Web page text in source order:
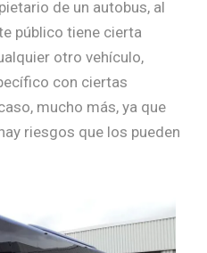
de un autobus, al
público tiene cierta
otro vehículo,
con ciertas
mucho más, ya que
riesgos que los pueden